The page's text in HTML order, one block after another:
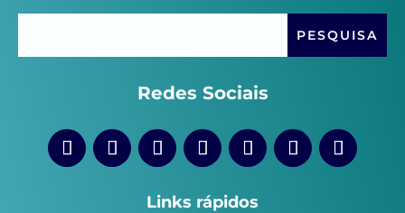
Redes Sociais
Links rápidos